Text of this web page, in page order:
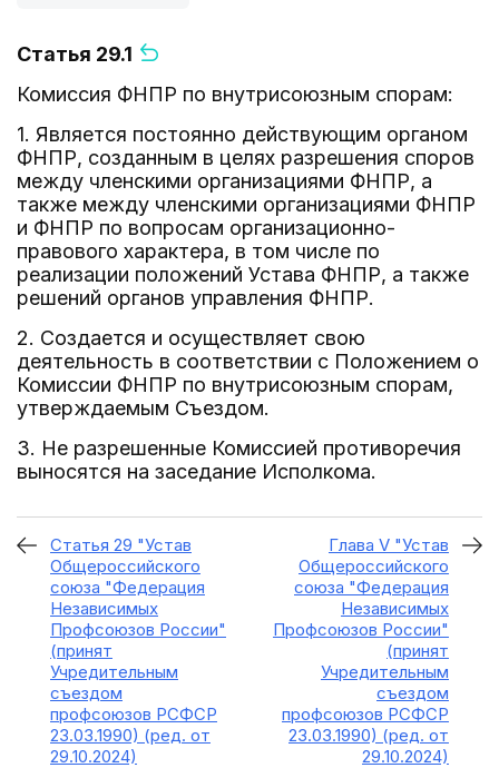
Статья 29.1
Комиссия ФНПР по внутрисоюзным спорам:
1. Является постоянно действующим органом
ФНПР, созданным в целях разрешения споров
между членскими организациями ФНПР, а
также между членскими организациями ФНПР
и ФНПР по вопросам организационно-
правового характера, в том числе по
реализации положений Устава ФНПР, а также
решений органов управления ФНПР.
2. Создается и осуществляет свою
деятельность в соответствии с Положением о
Комиссии ФНПР по внутрисоюзным спорам,
утверждаемым Съездом.
3. Не разрешенные Комиссией противоречия
выносятся на заседание Исполкома.
Статья 29 "Устав
Общероссийского
союза "Федерация
Независимых
Профсоюзов России"
(принят
Учредительным
съездом
профсоюзов РСФСР
23.03.1990) (ред. от
29.10.2024)
Глава V "Устав
Общероссийского
союза "Федерация
Независимых
Профсоюзов России"
(принят
Учредительным
съездом
профсоюзов РСФСР
23.03.1990) (ред. от
29.10.2024)